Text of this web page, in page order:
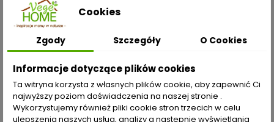
INFORMACJE
ZAKUPY
Moje konto
Opcje dostawy
Cookies
Zgody Szczegóły O Cookies
Informacje dotyczące plików cookies
Ta witryna korzysta z własnych plików cookie, aby zapewnić Ci
najwyższy poziom doświadczenia na naszej stronie .
Wykorzystujemy również pliki cookie stron trzecich w celu
ulepszenia naszych usług, analizy a nastepnie wyświetlania